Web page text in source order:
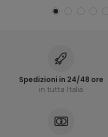
Spedizioni in 24/48 ore
in tutta Italia